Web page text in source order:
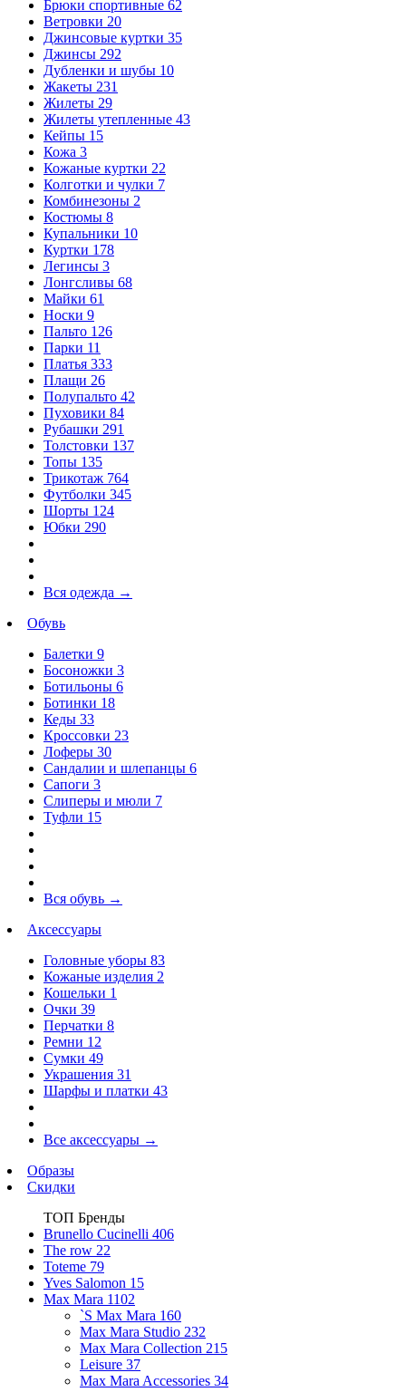
Брюки спортивные 62
Ветровки 20
Джинсовые куртки 35
Джинсы 292
Дубленки и шубы 10
Жакеты 231
Жилеты 29
Жилеты утепленные 43
Кейпы 15
Кожа 3
Кожаные куртки 22
Колготки и чулки 7
Комбинезоны 2
Костюмы 8
Купальники 10
Куртки 178
Легинсы 3
Лонгсливы 68
Майки 61
Носки 9
Пальто 126
Парки 11
Платья 333
Плащи 26
Полупальто 42
Пуховики 84
Рубашки 291
Толстовки 137
Топы 135
Трикотаж 764
Футболки 345
Шорты 124
Юбки 290
Вся одежда →
Обувь
Балетки 9
Босоножки 3
Ботильоны 6
Ботинки 18
Кеды 33
Кроссовки 23
Лоферы 30
Сандалии и шлепанцы 6
Сапоги 3
Слиперы и мюли 7
Туфли 15
Вся обувь →
Аксессуары
Головные уборы 83
Кожаные изделия 2
Кошельки 1
Очки 39
Перчатки 8
Ремни 12
Сумки 49
Украшения 31
Шарфы и платки 43
Все аксессуары →
Образы
Скидки
ТОП Бренды
Brunello Cucinelli 406
The row 22
Toteme 79
Yves Salomon 15
Max Mara 1102
`S Max Mara 160
Max Mara Studio 232
Max Mara Collection 215
Leisure 37
Max Mara Accessories 34